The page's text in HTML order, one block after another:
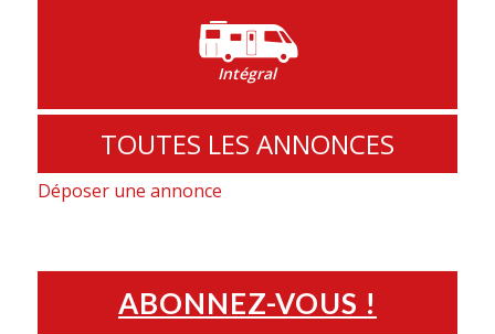
Intégral
TOUTES LES ANNONCES
Déposer une annonce
ABONNEZ-VOUS !